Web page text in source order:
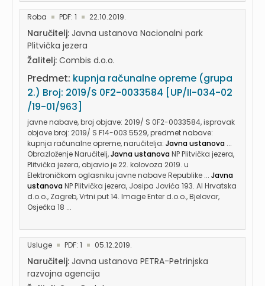
Roba PDF: 1 22.10.2019.
Naručitelj: Javna ustanova Nacionalni park
Plitvička jezera
Žalitelj: Combis d.o.o.
Predmet: kupnja računalne opreme (grupa
2.) Broj: 2019/S 0F2-0033584 [UP/II-034-02
/19-01/963]
javne nabave, broj objave: 2019/ S 0F2-0033584, ispravak
objave broj: 2019/ S F14-003 5529, predmet nabave:
kupnja računalne opreme, naručitelja: Javna ustanova ...
Obrazloženje Naručitelj,Javna ustanovaNP Plitvička jezera,
Plitvička jezera, objavio je 22. kolovoza 2019. u
Elektroničkom oglasniku javne nabave Republike ... Javna
ustanovaNP Plitvička jezera, Josipa Jovića 193. Al Hrvatska
d.o.o., Zagreb, Vrtni put 14. Image Enter d.o.o., Bjelovar,
Osječka 18 ...
Usluge PDF: 1 05.12.2019.
Naručitelj: Javna ustanova PETRA-Petrinjska
razvojna agencija